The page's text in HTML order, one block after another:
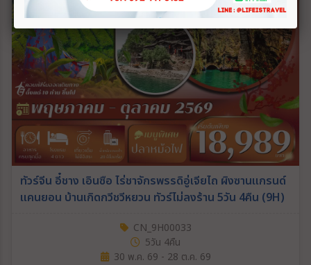
ทัวร์จีน อี๋ชาง เอินซือ ไร่ชาจักรพรรดิอู่เจียไถ ผิงซานแกรนด์
แคนยอน บ้านเกิดกวีชวีหยวน ทัวร์ไม่ลงร้าน 5วัน 4คืน (9H)
CN_9H00033
5วัน 4คืน
30 พ.ค. 69 - 28 ต.ค. 69